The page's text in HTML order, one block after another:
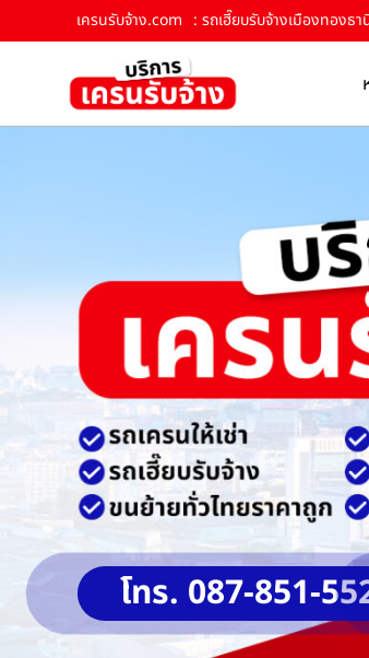
เครนรับจ้าง.com : รถเฮี๊ยบรับจ้างเมืองทองธ
โทร. 087-851-